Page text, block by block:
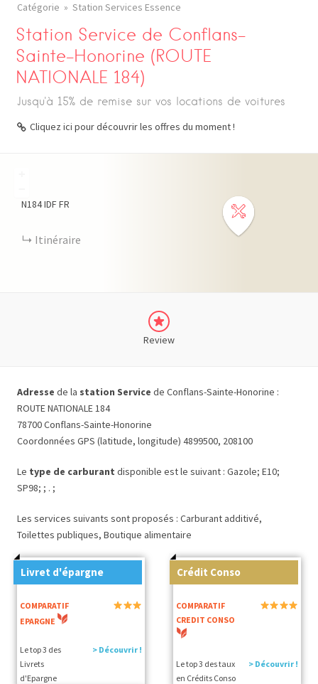
Catégorie Station Services Essence
Station Service de Conflans-
Sainte-Honorine (ROUTE
NATIONALE 184)
Jusqu'à 15% de remise sur vos locations de voitures
Cliquez ici pour découvrir les offres du moment !
N184IDF FR
Itinéraire
Review
Adresse de la station Service de Conflans-Sainte-Honorine :
ROUTE NATIONALE 184
78700 Conflans-Sainte-Honorine
Coordonnées GPS (latitude, longitude) 4899500, 208100
Le type de carburant disponible est le suivant : Gazole; E10;
SP98; ; . ;
Les services suivants sont proposés : Carburant additivé,
Toilettes publiques, Boutique alimentaire
Livret d'épargne
COMPARATIF
EPARGNE
Le top 3 des
Livrets
d'Epargne
> Découvrir !
Crédit Conso
COMPARATIF
CREDIT CONSO
Le top 3 des taux
en Crédits Conso
> Découvrir !